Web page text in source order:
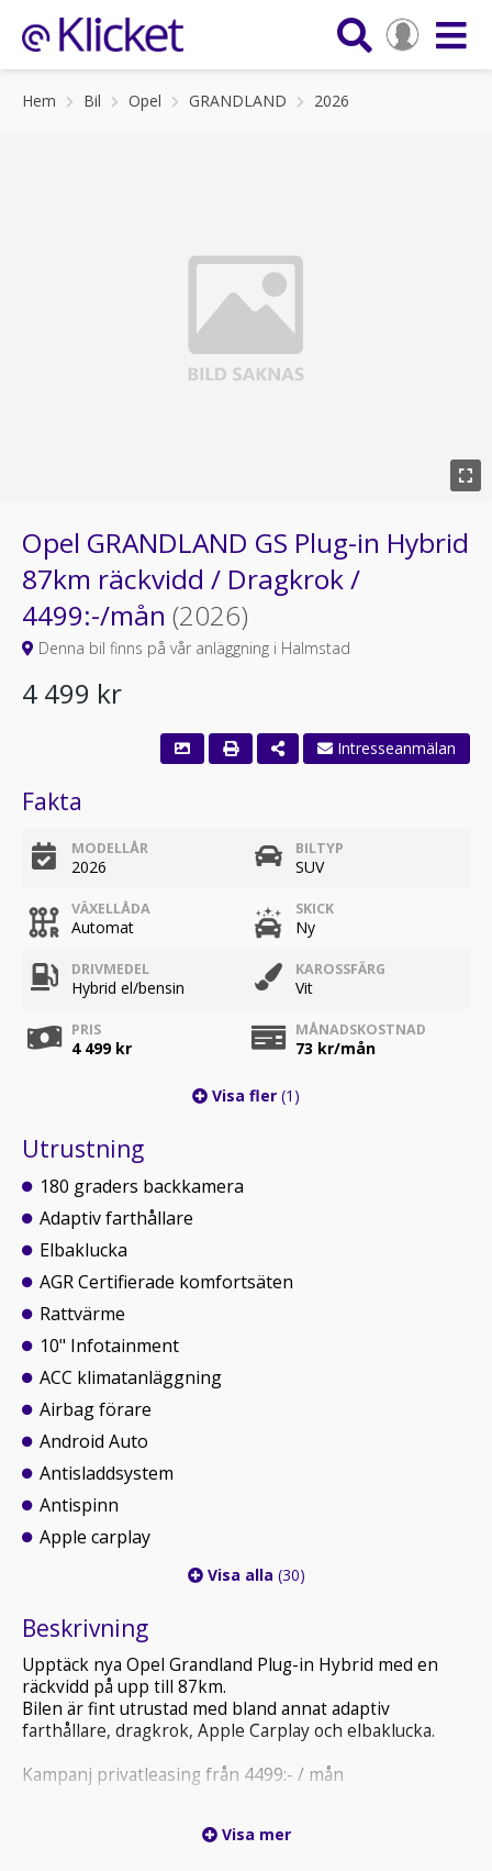
Hem Bil Opel GRANDLAND 2026
Opel GRANDLAND GS Plug-in Hybrid
87km räckvidd / Dragkrok /
4499:-/mån (2026)
Denna bil finns på vår anläggning i Halmstad
4 499 kr
Intresseanmälan
Fakta
MODELLÅR
2026
BILTYP
SUV
VÄXELLÅDA
Automat
SKICK
Ny
DRIVMEDEL
Hybrid el/bensin
KAROSSFÄRG
Vit
PRIS
4 499 kr
MÅNADSKOSTNAD
73 kr/mån
Visa fler (1)
Utrustning
180 graders backkamera
Adaptiv farthållare
Elbaklucka
AGR Certifierade komfortsäten
Rattvärme
10" Infotainment
ACC klimatanläggning
Airbag förare
Android Auto
Antisladdsystem
Antispinn
Apple carplay
Visa alla (30)
Beskrivning
Upptäck nya Opel Grandland Plug-in Hybrid med en
räckvidd på upp till 87km.
Bilen är fint utrustad med bland annat adaptiv
farthållare, dragkrok, Apple Carplay och elbaklucka.
Kampanj privatleasing från 4499:- / mån
tel.nr 035 10 40 58 eller maila till
Visa mer